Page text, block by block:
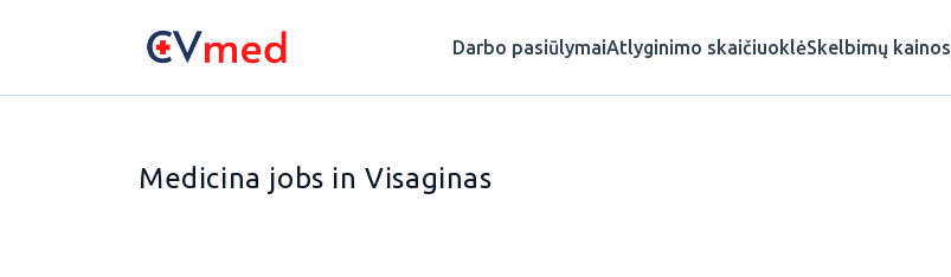
Darbo pasiūlymaiAtlyginimo skaičiuoklėSkelbimų kainos
Medicina jobs in Visaginas